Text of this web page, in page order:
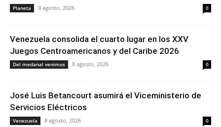
Planeta 9 agosto, 2026 0
Venezuela consolida el cuarto lugar en los XXV
Juegos Centroamericanos y del Caribe 2026
Del medanal venimos 8 agosto, 2026 0
José Luis Betancourt asumirá el Viceministerio de
Servicios Eléctricos
Venezuela 8 agosto, 2026 0